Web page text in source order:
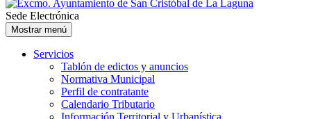
Sede Electrónica
Mostrar menú
Servicios
Tablón de edictos y anuncios
Normativa Municipal
Perfil de contratante
Calendario Tributario
Información Territorial y Urbanística